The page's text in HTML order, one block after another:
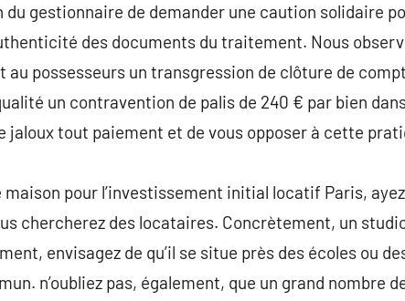
du gestionnaire de demander une caution solidaire
des documents du traitement. Nous
possesseurs un transgression de clôture de
un contravention de palis de 240 € par bien
jaloux tout paiement et de vous opposer à cette
maison pour l’investissement initial locatif Paris,
chercherez des locataires. Concrètement, un
envisagez de qu’il se situe près des écoles ou
n’oubliez pas, également, que un grand nombre